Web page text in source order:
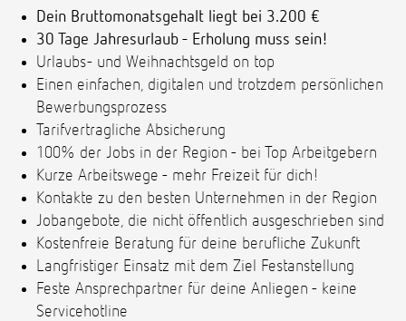
Dein Bruttomonatsgehalt liegt bei 3.200 €
30 Tage Jahresurlaub - Erholung muss sein!
Urlaubs- und Weihnachtsgeld on top
Einen einfachen, digitalen und trotzdem persönlichen
Bewerbungsprozess
Tarifvertragliche Absicherung
100% der Jobs in der Region - bei Top Arbeitgebern
Kurze Arbeitswege - mehr Freizeit für dich!
Kontakte zu den besten Unternehmen in der Region
Jobangebote, die nicht öffentlich ausgeschrieben sind
Kostenfreie Beratung für deine berufliche Zukunft
Langfristiger Einsatz mit dem Ziel Festanstellung
Feste Ansprechpartner für deine Anliegen - keine
Servicehotline